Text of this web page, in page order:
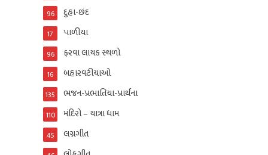
દુહા-છંદ
96
પાળીયા
17
ફરવા લાયક સ્થળો
96
બહારવટીયાઓ
16
ભજન-પ્રભાતિયા-પ્રાર્થના
135
મંદિરો – યાત્રા ધામ
110
લગ્નગીત
45